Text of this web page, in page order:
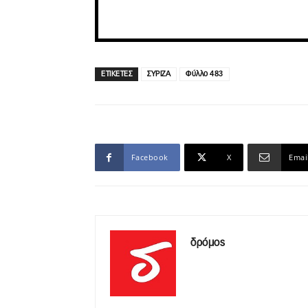
ΕΤΙΚΕΤΕΣ ΣΥΡΙΖΑ Φύλλο 483
Facebook X Email
δρόμος